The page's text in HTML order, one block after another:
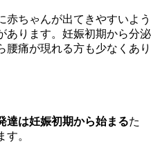
赤ちゃんが出てきやすいよう
あります。妊娠初期から分泌
腰痛が現れる方も少なくあり
達は妊娠初期から始まるた
。